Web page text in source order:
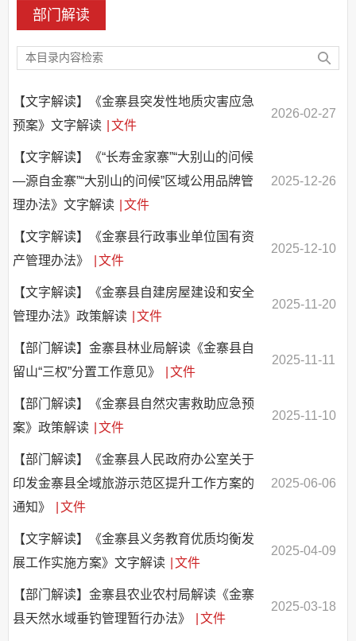
部门解读
【文字解读】《金寨县突发性地质灾害应急
预案》文字解读
文件
2026-02-27
【文字解读】《“长寿金家寨”“大别山的问候
—源自金寨”“大别山的问候”区域公用品牌管
理办法》文字解读
文件
2025-12-26
【文字解读】《金寨县行政事业单位国有资
产管理办法》
文件
2025-12-10
【文字解读】《金寨县自建房屋建设和安全
管理办法》政策解读
文件
2025-11-20
【部门解读】金寨县林业局解读《金寨县自
留山“三权”分置工作意见》
文件
2025-11-11
【部门解读】《金寨县自然灾害救助应急预
案》政策解读
文件
2025-11-10
【部门解读】《金寨县人民政府办公室关于
印发金寨县全域旅游示范区提升工作方案的
通知》
文件
2025-06-06
【文字解读】《金寨县义务教育优质均衡发
展工作实施方案》文字解读
文件
2025-04-09
【部门解读】金寨县农业农村局解读《金寨
县天然水域垂钓管理暂行办法》
文件
2025-03-18